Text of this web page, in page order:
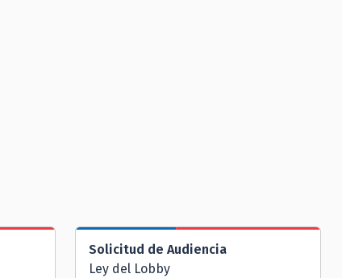
Solicitud de Audiencia
Ley del Lobby